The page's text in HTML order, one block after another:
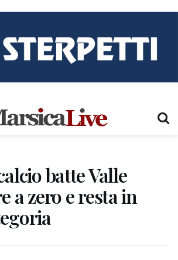
batte Valle
a zero e resta in